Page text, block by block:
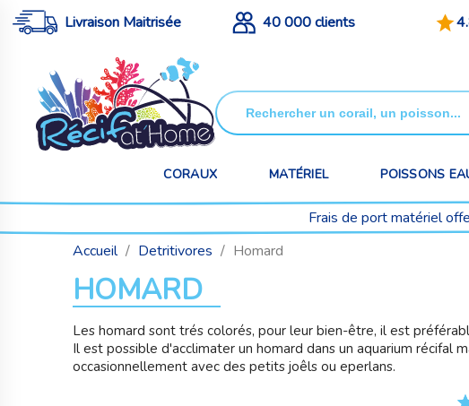
Livraison Maitrisée 40 000 clients
CORAUX MATÉRIEL POISSONS
Frais de port matériel
Accueil
Detritivores Homard
HOMARD
Les homard sont trés colorés, pour leur bien-être, il est
Il est possible d'acclimater un homard dans un aquarium récifal
occasionnellement avec des petits joêls ou eperlans.